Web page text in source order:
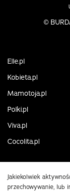
©
Elle.pl
Kobieta.pl
Mamotoja.pl
Polki.pl
Viva.pl
Cocolita.pl
Jakiekolwiek
przechowywanie, lub